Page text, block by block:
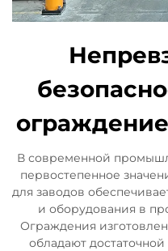
В современной
первостепенное
для заводов
и оборудования в
Ограждения
обладают